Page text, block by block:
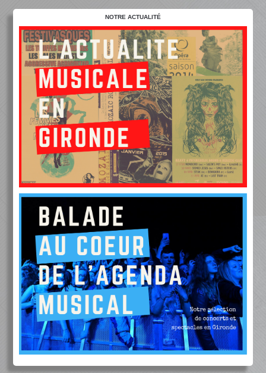
NOTRE ACTUALITÉ